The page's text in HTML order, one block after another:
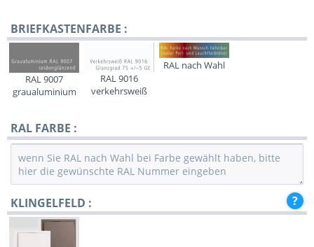
BRIEFKASTENFARBE :
RAL 9007
graualuminium
RAL 9016
verkehrsweiß
RAL nach Wahl
RAL FARBE :
KLINGELFELD :